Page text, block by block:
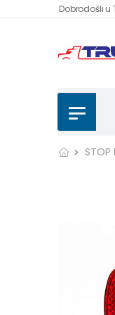
Dobrodošli u
STOP